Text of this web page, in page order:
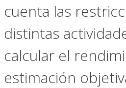
cuenta las
distintas
calcular el
estimación